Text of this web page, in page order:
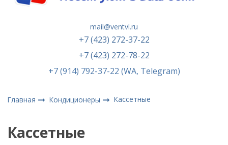
mail@ventvl.ru
+7 (423) 272-37-22
+7 (423) 272-78-22
+7 (914) 792-37-22 (WA, Telegram)
Главная Кондиционеры Кассетные
Кассетные